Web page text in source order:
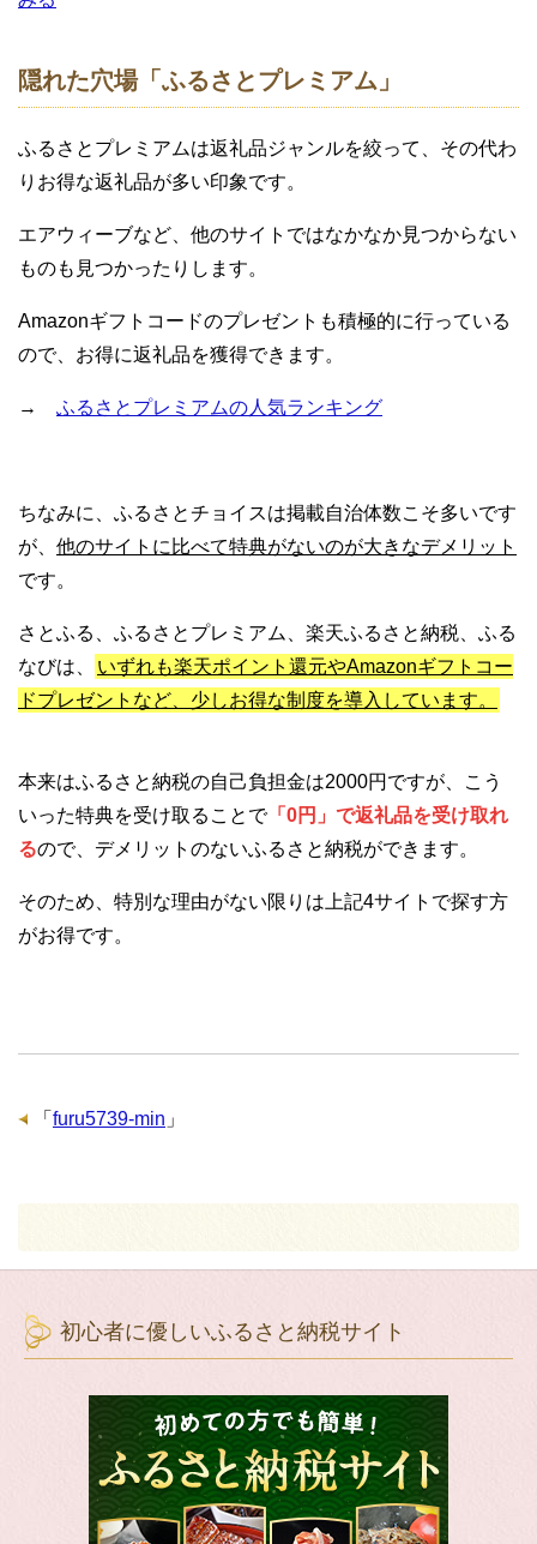
隠れた穴場「ふるさとプレミアム」
ふるさとプレミアムは返礼品ジャンルを絞って、その代わ
りお得な返礼品が多い印象です。
エアウィーブなど、他のサイトではなかなか見つからない
ものも見つかったりします。
Amazonギフトコードのプレゼントも積極的に行っている
ので、お得に返礼品を獲得できます。
→ ふるさとプレミアムの人気ランキング
ちなみに、ふるさとチョイスは掲載自治体数こそ多いです
が、 他のサイトに比べて特典がないのが大きなデメリット
です。
さとふる、ふるさとプレミアム、楽天ふるさと納税、ふる
なびは、
いずれも楽天ポイント還元やAmazonギフトコー
ドプレゼントなど、少しお得な制度を導入しています。
本来はふるさと納税の自己負担金は2000円ですが、こう
いった特典を受け取ることで「0円」で返礼品を受け取れ
るので、デメリットのないふるさと納税ができます。
そのため、特別な理由がない限りは上記4サイトで探す方
がお得です。
「 furu5739-min 」
初心者に優しいふるさと納税サイト